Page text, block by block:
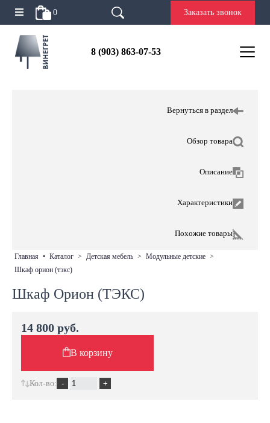
0 Заказать звонок
8 (903) 863-07-53
Вернуться в раздел
Обзор товара
Описание
Характеристики
Похожие товары
главная • каталог > детская мебель > модульные детские >
шкаф орион (тэкс)
Шкаф Орион (ТЭКС)
14 800 руб.
В корзину
Кол-во: